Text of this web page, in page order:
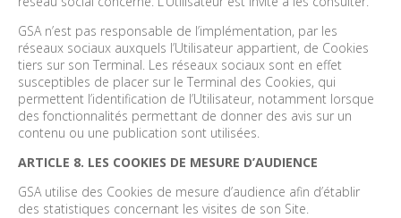
GSA n’est pas responsable de l’implémentation, par les
réseaux sociaux auxquels l’Utilisateur appartient, de Cookies
tiers sur son Terminal. Les réseaux sociaux sont en effet
susceptibles de placer sur le Terminal des Cookies, qui
permettent l’identification de l’Utilisateur, notamment lorsque
des fonctionnalités permettant de donner des avis sur un
contenu ou une publication sont utilisées.
ARTICLE 8. LES COOKIES DE MESURE D’AUDIENCE
GSA utilise des Cookies de mesure d’audience afin d’établir
des statistiques concernant les visites de son Site.